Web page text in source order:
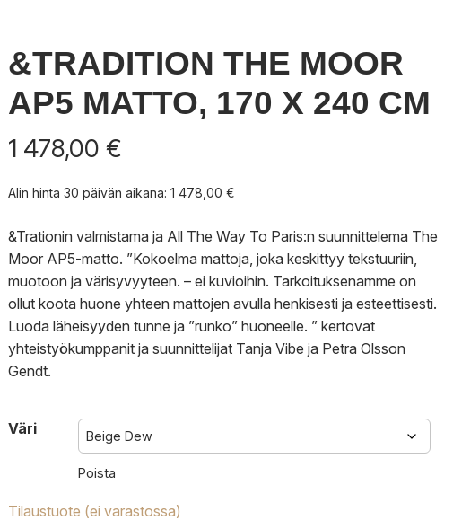
&TRADITION THE MOOR
AP5 MATTO, 170 X 240 CM
1 478,00 €
Alin hinta 30 päivän aikana: 1 478,00 €
&Trationin valmistama ja All The Way To Paris:n suunnittelema The
Moor AP5-matto. ”Kokoelma mattoja, joka keskittyy tekstuuriin,
muotoon ja värisyvyyteen. – ei kuvioihin. Tarkoituksenamme on
ollut koota huone yhteen mattojen avulla henkisesti ja esteettisesti.
Luoda läheisyyden tunne ja ”runko” huoneelle. ” kertovat
yhteistyökumppanit ja suunnittelijat Tanja Vibe ja Petra Olsson
Gendt.
Väri
Poista
Tilaustuote (ei varastossa)